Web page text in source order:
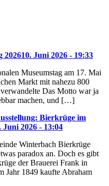
202610. Juni 2026 - 19:33
Museumstag am 17. Mai
Markt mit nahezu 800
Das Motto war ja
machen, und […]
Bierkrüge im
Juni 2026 - 13:04
Winterbach Bierkrüge
paradox an. Doch es gibt
der Brauerei Frank in
Jahr 1849 kaufte Abraham